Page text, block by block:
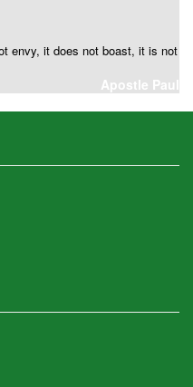
envy, it does not boast, it is not
Apostle Paul